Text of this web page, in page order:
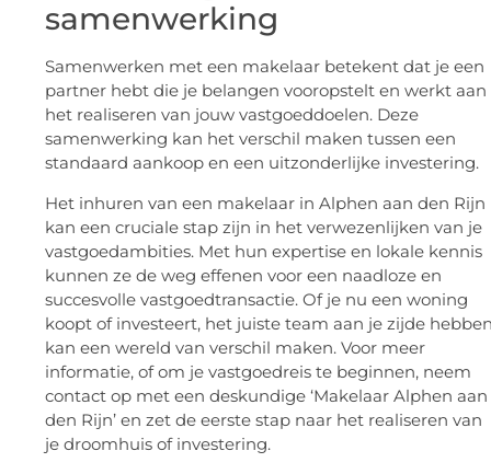
samenwerking
Samenwerken met een makelaar betekent dat je een
partner hebt die je belangen vooropstelt en werkt aan
het realiseren van jouw vastgoeddoelen. Deze
samenwerking kan het verschil maken tussen een
standaard aankoop en een uitzonderlijke investering.
Het inhuren van een makelaar in Alphen aan den Rijn
kan een cruciale stap zijn in het verwezenlijken van je
vastgoedambities. Met hun expertise en lokale kennis
kunnen ze de weg effenen voor een naadloze en
succesvolle vastgoedtransactie. Of je nu een woning
koopt of investeert, het juiste team aan je zijde
kan een wereld van verschil maken. Voor meer
informatie, of om je vastgoedreis te beginnen, neem
contact op met een deskundige ‘Makelaar Alphen aan
den Rijn’ en zet de eerste stap naar het realiseren van
je droomhuis of investering.